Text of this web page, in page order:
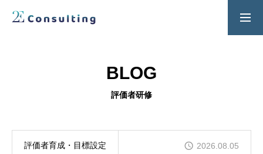
人材育成／経営サポートプログラム
CONTENTS
2E Consulting の人材育成について
BLOG
評価者研修
評価者育成・目標設定 2026.08.05